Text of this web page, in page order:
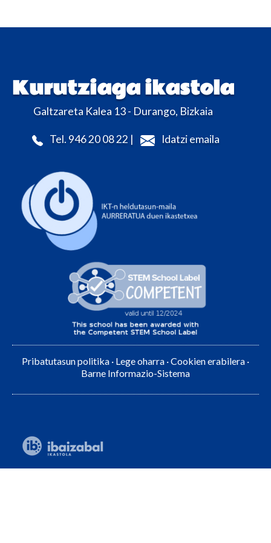
Kurutziaga ikastola
Galtzareta Kalea 13 - Durango, Bizkaia
Tel. 946 20 08 22 | Idatzi emaila
Pribatutasun politika · Lege oharra ·Cookien erabilera ·
Barne Informazio-Sistema